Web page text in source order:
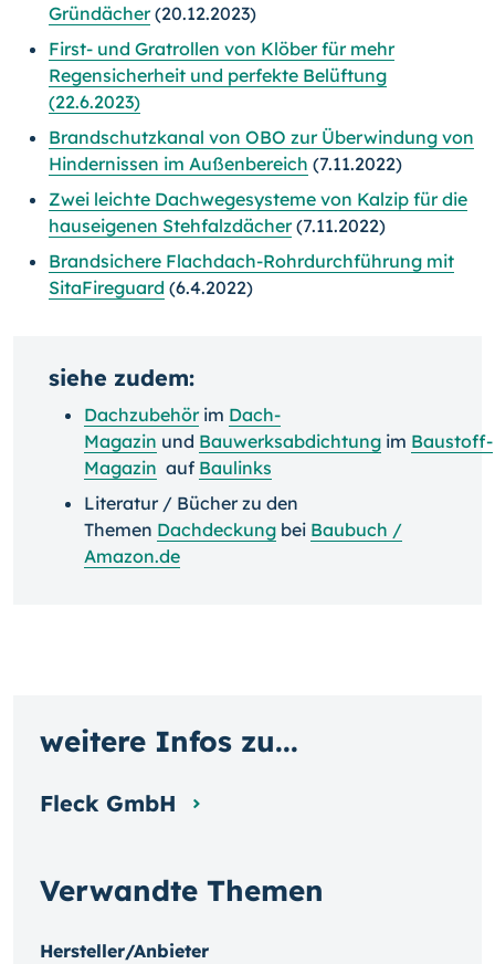
Gründächer(20.12.2023)
First- und Gratrollen von Klöber für mehr
Regensicherheit und perfekte Belüftung
(22.6.2023)
Brandschutzkanal von OBO zur Überwindung von
Hindernissen im Außenbereich (7.11.2022)
Zwei leichte Dachwegesysteme von Kalzip für die
hauseigenen Stehfalzdächer(7.11.2022)
Brandsichere Flachdach-Rohrdurchführung mit
SitaFireguard (6.4.2022)
siehe zudem:
Dachzubehörim Dach-
Magazin und Bauwerksabdichtung im Baustoff-
Magazin auf Baulinks
Literatur / Bücher zu den
Themen Dachdeckung bei Baubuch /
Amazon.de
Verwandte Themen
Hersteller/Anbieter
weitere Infos zu...
Fleck GmbH